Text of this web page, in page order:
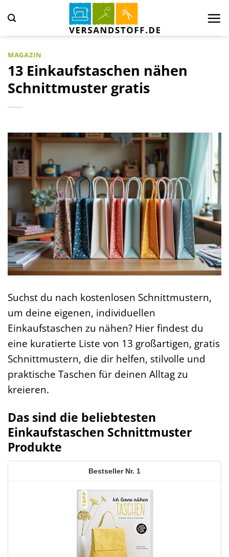
Inhalt
springen
MAGAZIN
13 Einkaufstaschen nähen
Schnittmuster gratis
Suchst du nach kostenlosen Schnittmustern,
um deine eigenen, individuellen
Einkaufstaschen zu nähen? Hier findest du
eine kuratierte Liste von 13 großartigen, gratis
Schnittmustern, die dir helfen, stilvolle und
praktische Taschen für deinen Alltag zu
kreieren.
Das sind die beliebtesten
Einkaufstaschen Schnittmuster
Produkte
1